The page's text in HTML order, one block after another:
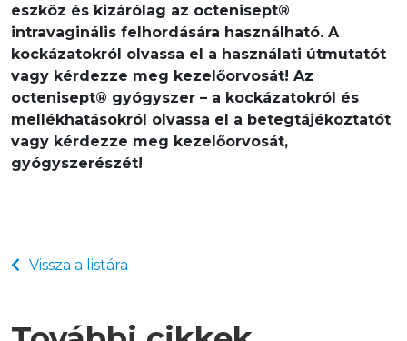
eszköz és kizárólag az octenisept®
intravaginális felhordására használható. A
kockázatokról olvassa el a használati útmutatót
vagy kérdezze meg kezelőorvosát! Az
octenisept® gyógyszer – a kockázatokról és
mellékhatásokról olvassa el a betegtájékoztatót
vagy kérdezze meg kezelőorvosát,
gyógyszerészét!
Vissza a listára